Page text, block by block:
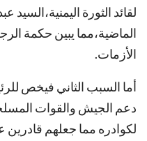
لقائد الثورة اليمنية،السيد
الماضية،مما يبين حكمة
الأزمات.
أما السبب الثاني فيخص
دعم الجيش والقوات
لكوادره مما جعلهم